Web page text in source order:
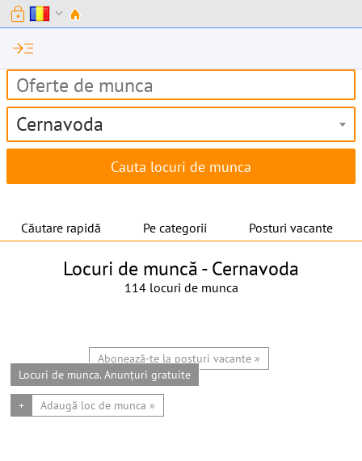
lock expand_more
read_more
Cernavoda
Căutare rapidă Pe categorii Posturi vacante
Locuri de muncă -Cernavoda
114 locuri de munca
Abonează-te la posturi vacante »
Locuri de munca. Anunțuri gratuite
+ Adaugă loc de munca »